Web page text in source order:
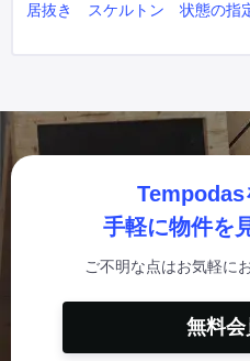
居抜き スケルトン 状態の指
Tempodas
手軽に物件を
ご不明な点はお気軽に
無料